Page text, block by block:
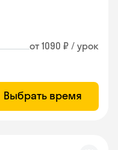
от 1090 ₽ / урок
Выбрать время